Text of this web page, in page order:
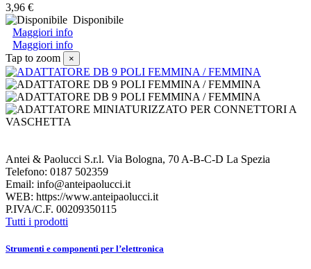
3,96 €
Disponibile
Maggiori info
Maggiori info
Tap to zoom
×
Antei & Paolucci S.r.l. Via Bologna, 70 A-B-C-D La Spezia
Telefono: 0187 502359
Email: info@anteipaolucci.it
WEB: https://www.anteipaolucci.it
P.IVA/C.F. 00209350115
Tutti i prodotti
Strumenti e componenti per l’elettronica